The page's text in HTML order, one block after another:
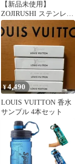
【新品未使用】
ZOJIRUSHI ステンレス
クールボトル SD-
BD20-AD
¥4,490
LOUIS VUITTON 香水
サンプル 4本セット